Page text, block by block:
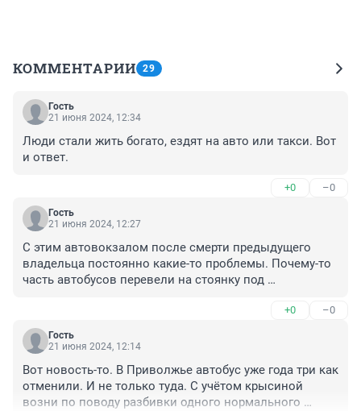
КОММЕНТАРИИ 29
Гость
21 июня 2024, 12:34
Люди стали жить богато, ездят на авто или такси. Вот
и ответ.
+0 –0
Гость
21 июня 2024, 12:27
С этим автовокзалом после смерти предыдущего
владельца постоянно какие-то проблемы. Почему-то
часть автобусов перевели на стоянку под
автобусы а Пестравку. Пусть ЦАВ не был новым и
чистым, на раньше все автобусы ходили исправно, а
теперь постоянные отмены.
+0 –0
Гость
21 июня 2024, 12:14
Вот новость-то. В Приволжье автобус уже года три как
отменили. И не только туда. С учётом крысиной
возни по поводу разбивки одного нормального